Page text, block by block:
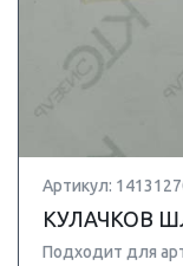
Артикул:
КУЛАЧКОВ
Подходит для